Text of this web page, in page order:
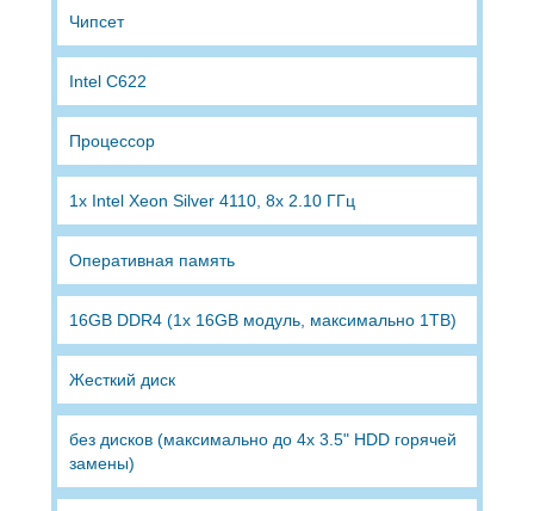
Чипсет
Intel C622
Процессор
1x Intel Xeon Silver 4110, 8x 2.10 ГГц
Оперативная память
16GB DDR4 (1x 16GB модуль, максимально 1TB)
Жесткий диск
без дисков (максимально до 4x 3.5" HDD горячей
замены)